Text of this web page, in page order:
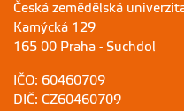
Česká zemědělská
Kamýcká 129
165 00 Praha - Suchdol
IČO: 60460709
DIČ: CZ60460709